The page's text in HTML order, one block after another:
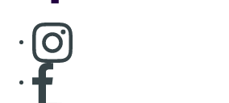
Consulter page Instagram
Consulter page Facebook